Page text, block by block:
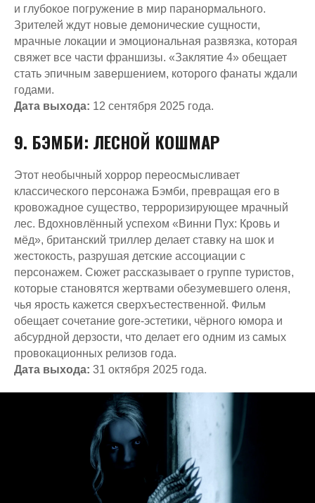
Мы используем cookies 🍪 для быстрой
и удобной работы сайта. Продолжая
пользоваться сайтом, вы принимаете
политики использования
и глубокое погружение в мир паранормального.
Зрителей ждут новые демонические сущности,
мрачные локации и эмоциональная развязка, которая
свяжет все части франшизы. «Заклятие 4» обещает
стать эпичным завершением, которого фанаты ждали
годами.
Дата выхода: 12 сентября 2025 года.
9. БЭМБИ: ЛЕСНОЙ КОШМАР
Этот необычный хоррор переосмысливает
классического персонажа Бэмби, превращая его в
кровожадное существо, терроризирующее мрачный
лес. Вдохновлённый успехом «Винни Пух: Кровь и
мёд», британский триллер делает ставку на шок и
жестокость, разрушая детские ассоциации с
персонажем. Сюжет рассказывает о группе туристов,
которые становятся жертвами обезумевшего оленя,
чья ярость кажется сверхъестественной. Фильм
обещает сочетание gore-эстетики, чёрного юмора и
абсурдной дерзости, что делает его одним из самых
провокационных релизов года.
Дата выхода: 31 октября 2025 года.
© 2017-2026 ANVIO LLC
Политика использования файлов cookie
Правила использования сертификатов
ГЛАВНАЯ
5,0 Читать отзывы
Доступна подземная парковка
РАЗВЛЕЧЕНИЯ ПРАЗДНИКИ
VR КВЕСТЫ
ИГРЫ
Kete Design.
КОНТАКТЫ ФРАНШИЗА
СЕРТИФИКАТЫ БЛОГ
ООО «БИ ВАН», ИНН 3444278677 , ОГРН 1223400011009
Соцсеть запрещена в РФ, принадлежат корпорации
Meta, которая признана в РФ экстремистской
*
Общие правила оказания услуг
Москва, Театральный пр-д 5/1,
Центральный Детский Магазин, 5 этаж
ТЕЛЕФОН
+7 (495) 927 69-15
ПОЧТА
info@anviovr.com
РЕЖИМ РАБОТЫ
ПТ-СБ: 10:00 -23:00
МЫ В СОЦИАЛЬНЫХ СЕТЯХ